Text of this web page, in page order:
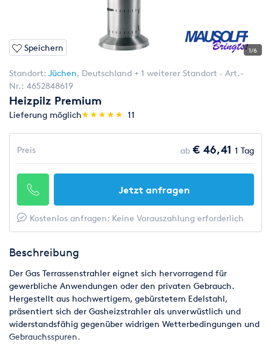
Speichern 1/6
Standort: Jüchen, Deutschland + 1 weiterer Standort
Art.-
Nr.: 4652848619
Heizpilz Premium
Lieferung möglich(*)
★
★
(*)★
★
(*) ★
★
(*) ★
★
(*) ★
★ 11
Preis ab € 46,41 1 Tag
Jetzt anfragen
Kostenlos anfragen: Keine Vorauszahlung erforderlich
Beschreibung
Der Gas Terrassenstrahler eignet sich hervorragend für
gewerbliche Anwendungen oder den privaten Gebrauch.
Hergestellt aus hochwertigem, gebürstetem Edelstahl,
präsentiert sich der Gasheizstrahler als unverwüstlich und
widerstandsfähig gegenüber widrigen Wetterbedingungen und
Gebrauchsspuren.